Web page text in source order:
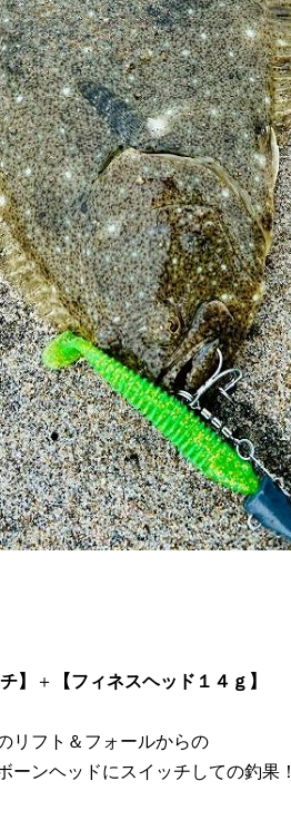
】
＋
【フィネスヘッド１４ｇ】
リフト＆フォールからの
ーンヘッドにスイッチしての釣果！